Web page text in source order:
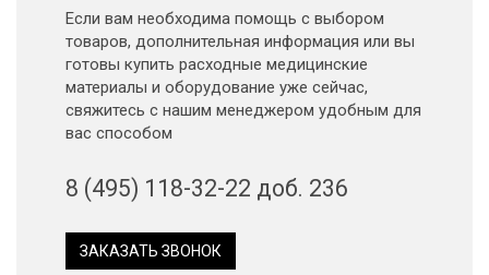
Если вам необходима помощь с выбором
товаров, дополнительная информация или вы
готовы купить расходные медицинские
материалы и оборудование уже сейчас,
свяжитесь с нашим менеджером удобным для
вас способом
8 (495) 118-32-22 доб. 236
ЗАКАЗАТЬ ЗВОНОК